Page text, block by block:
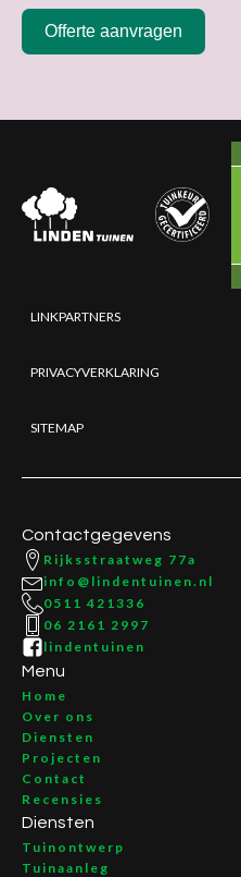
Offerte aanvragen
LINKPARTNERS
PRIVACYVERKLARING
SITEMAP
Contactgegevens
Rijksstraatweg 77a
info@lindentuinen.nl
0511 421336
06 2161 2997
lindentuinen
Menu
Home
Over ons
Diensten
Projecten
Contact
Recensies
Diensten
Tuinontwerp
Tuinaanleg